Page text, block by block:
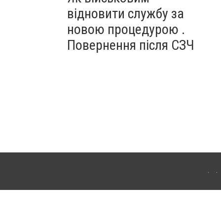
відновити службу за
новою процедурою .
Повернення після СЗЧ